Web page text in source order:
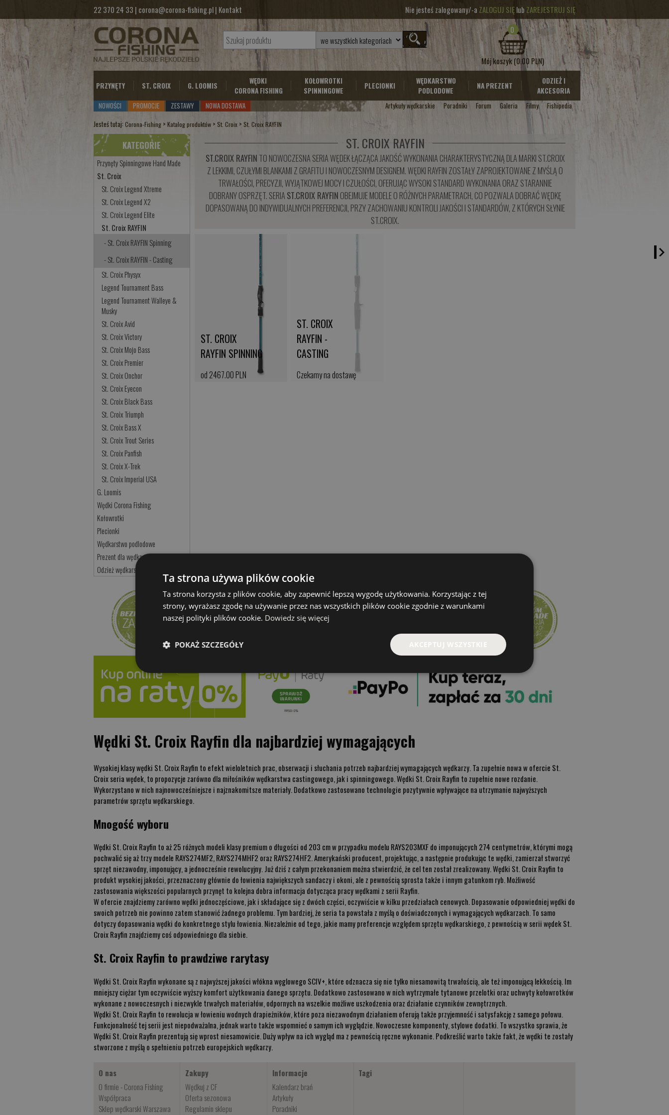
22 370 24 33 | corona@corona-fishing.pl| Kontakt Nie jesteś zalogowany/-a ZALOGUJ SIĘlub ZAREJESTRUJ SIĘ
0
Mój koszyk(0.00 PLN)
PRZYNĘTY ST. CROIX G. LOOMIS
WĘDKI
CORONA FISHING
KOŁOWROTKI
SPINNINGOWE
PLECIONKI
WĘDKARSTWO
PODLODOWE
NA PREZENT
ODZIEŻ I
AKCESORIA
NOWOŚCI
PROMOCJE ZESTAWY NOWA DOSTAWA Artykuły wędkarskie Poradniki Forum Galeria Filmy
Fishipedia
Jesteś tutaj: Corona-Fishing >Katalog produktów > St. Croix > St. Croix RAYFIN
KATEGORIE
Przynęty Spinningowe Hand Made
St. Croix
St. Croix Legend Xtreme
St. Croix Legend X2
St. Croix Legend Elite
St. Croix RAYFIN
- St. Croix RAYFIN Spinning
- St. Croix RAYFIN - Casting
St. Croix Physyx
Legend Tournament Bass
Legend Tournament Walleye &
Musky
St. Croix Avid
St. Croix Victory
St. Croix Mojo Bass
St. Croix Premier
St. Croix Onchor
St. Croix Eyecon
St. Croix Black Bass
St. Croix Triumph
St. Croix Bass X
St. Croix Trout Series
St. Croix Panfish
St. Croix X-Trek
St. Croix Imperial USA
G. Loomis
Wędki Corona Fishing
Kołowrotki
Plecionki
Wędkarstwo podlodowe
Prezent dla wędkarza
Odzież wędkarska i akcesoria
ST. CROIX RAYFIN
ST.CROIX RAYFIN TO NOWOCZESNA SERIA WĘDEK ŁĄCZĄCA JAKOŚĆ WYKONANIA CHARAKTERYSTYCZNĄ DLA MARKI ST.CROIX
Z LEKKIMI, CZUŁYMI BLANKAMI Z GRAFITU I NOWOCZESNYM DESIGNEM. WĘDKI RAYFIN ZOSTAŁY ZAPROJEKTOWANE Z MYŚLĄ O
TRWAŁOŚCI, PRECYZJI, WYJĄTKOWEJ MOCY I CZUŁOŚCI, OFERUJĄC WYSOKI STANDARD WYKONANIA ORAZ STARANNIE
DOBRANY OSPRZĘT. SERIAST.CROIX RAYFIN OBEJMUJE MODELE O RÓŻNYCH PARAMETRACH, CO POZWALA DOBRAĆ WĘDKĘ
DOPASOWANĄ DO INDYWIDUALNYCH PREFERENCJI, PRZY ZACHOWANIU KONTROLI JAKOŚCI I STANDARDÓW, Z KTÓRYCH SŁYNIE
ST.CROIX.
ST. CROIX
RAYFIN SPINNING
od 2467.00 PLN
ST. CROIX
RAYFIN -
CASTING
Czekamy na dostawę
Wędki St. Croix Rayfin dla najbardziej wymagających
Wysokiej klasy wędki St. Croix Rayfin to efekt wieloletnich prac, obserwacji i słuchania potrzeb najbardziej wymagających wędkarzy. Ta zupełnie nowa w ofercie St.
Croix seria wędek, to propozycje zarówno dla miłośników wędkarstwa castingowego, jak i spinningowego. Wędki St. Croix Rayfin to zupełnie nowe rozdanie.
Wykorzystano w nich najnowocześniejsze i najznakomitsze materiały. Dodatkowo zastosowano technologie pozytywnie wpływające na utrzymanie najwyższych
parametrów sprzętu wędkarskiego.
Mnogość wyboru
Wędki St. Croix Rayfin to aż 25 różnych modeli klasy premium o długości od 203 cm w przypadku modelu RAYS203MXF do imponujących 274 centymetrów, którymi mogą
pochwalić się aż trzy modele RAYS274MF2, RAYS274MHF2 oraz RAYS274HF2. Amerykański producent, projektując, a następnie produkując te wędki, zamierzał stworzyć
sprzęt niezawodny, imponujący, a jednocześnie rewolucyjny. Już dziś z całym przekonaniem można stwierdzić, że cel ten został zrealizowany. Wędki St. Croix Rayfin to
produkt wysokiej jakości, przeznaczony głównie do łowienia największych sandaczy i okoni, ale z pewnością sprosta także i innym gatunkom ryb. Możliwość
zastosowania większości popularnych przynęt to kolejna dobra informacja dotycząca pracy wędkami z serii Rayfin.
W ofercie znajdziemy zarówno wędki jednoczęściowe, jak i składające się z dwóch części, oczywiście w kilku przedziałach cenowych. Dopasowanie odpowiedniej wędki do
swoich potrzeb nie powinno zatem stanowić żadnego problemu. Tym bardziej, że seria ta powstała z myślą o doświadczonych i wymagających wędkarzach. To samo
dotyczy dopasowania wędki do konkretnego stylu łowienia. Niezależnie od tego, jakie mamy preferencje względem sprzętu wędkarskiego, z pewnością w serii wędek St.
Croix Rayfin znajdziemy coś odpowiedniego dla siebie.
St. Croix Rayfin to prawdziwe rarytasy
Wędki St. Croix Rayfin wykonane są z najwyższej jakości włókna węglowego SCIV+, które odznacza się nie tylko niesamowitą trwałością, ale też imponującą lekkością. Im
mniejszy ciężar tym oczywiście wyższy komfort użytkowania danego sprzętu. Dodatkowo zastosowano w nich wytrzymałe tytanowe przelotki oraz uchwyty kołowrotków
wykonane z nowoczesnych i niezwykle trwałych materiałów, odpornych na wszelkie możliwe uszkodzenia oraz działanie czynników zewnętrznych.
Wędki St. Croix Rayfin to rewolucja w łowieniu wodnych drapieżników, które poza niezawodnym działaniem oferują także przyjemność i satysfakcję z samego połowu.
Funkcjonalność tej serii jest niepodważalna, jednak warto także wspomnieć o samym ich wyglądzie. Nowoczesne komponenty, stylowe dodatki. To wszystko sprawia, że
Wędki St. Croix Rayfin prezentują się wprost niesamowicie. Duży wpływ na ich wygląd ma z pewnością ręczne wykonanie. Podkreślić warto także fakt, że wędki te zostały
stworzone z myślą o spełnieniu potrzeb europejskich wędkarzy.
O nas
O firmie - Corona Fishing
Współpraca
Sklep wędkarski Warszawa
Zakupy
Wędkuj z CF
Oferta sezonowa
Regulamin sklepu
Informacje
Kalendarz brań
Artykuły
Poradniki
Tagi
Ta strona używa plików cookie
Ta strona korzysta z plików cookie, aby zapewnić lepszą wygodę użytkowania. Korzystając z tej
strony, wyrażasz zgodę na używanie przez nas wszystkich plików cookie zgodnie z warunkami
naszej polityki plików cookie. Dowiedz się więcej
AKCEPTUJ WSZYSTKIE
POKAŻ SZCZEGÓŁY